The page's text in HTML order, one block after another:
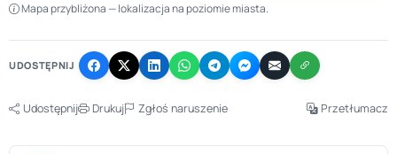
+
−
Mapa przybliżona — lokalizacja na poziomie miasta.
UDOSTĘPNIJ
Udostępnij Drukuj Zgłoś naruszenie Przetłumacz